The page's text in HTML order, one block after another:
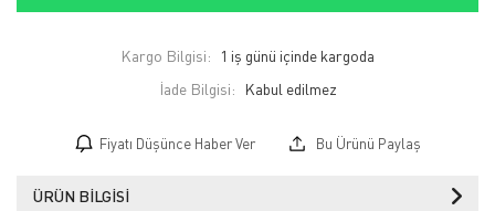
Kargo Bilgisi:
1 iş günü içinde kargoda
İade Bilgisi:
Fiyatı Düşünce Haber Ver Bu Ürünü Paylaş
ÜRÜN BILGISI